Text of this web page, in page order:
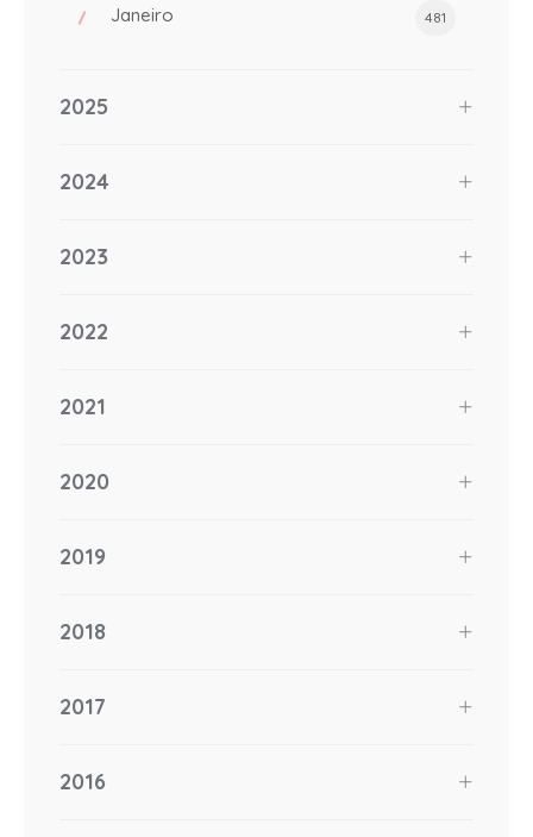
Janeiro 481
2025
2024
2023
2022
2021
2020
2019
2018
2017
2016